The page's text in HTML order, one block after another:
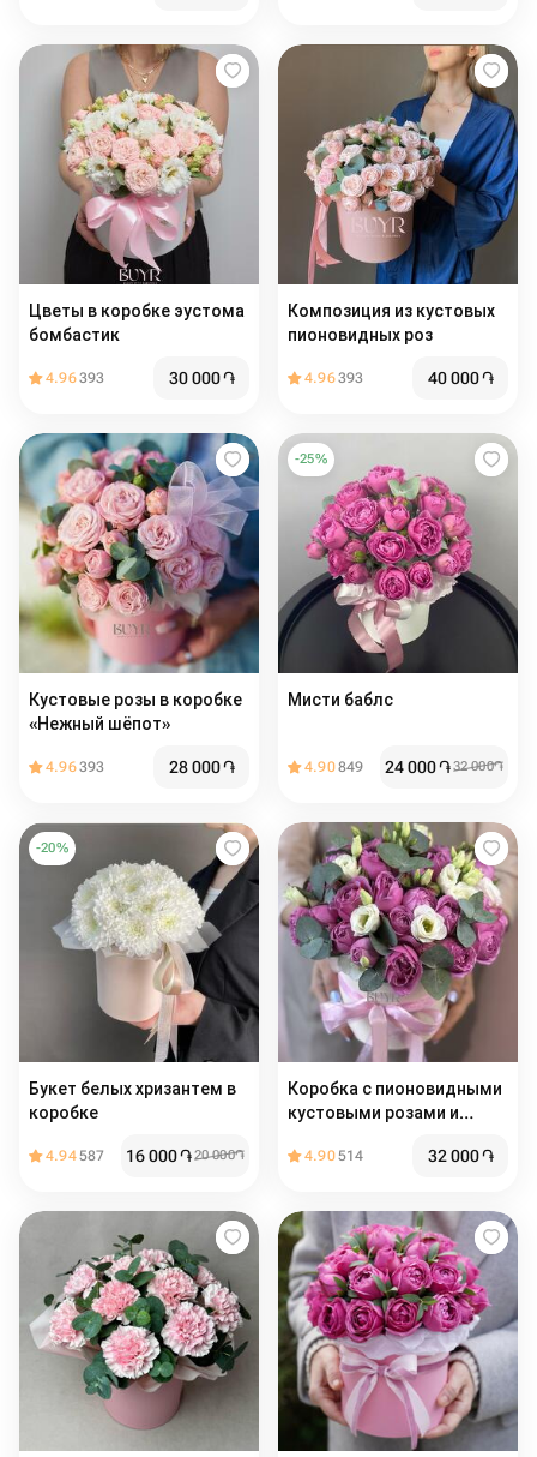
Цветы в коробке эустома
бомбастик
4.96393 30 000֏
Композиция из кустовых
пионовидных роз
4.96393 40 000֏
Кустовые розы в коробке
«Нежный шёпот»
4.96393 28 000֏
-25%
Мисти баблс
4.90849 24 000֏32 000֏
-20%
Букет белых хризантем в
коробке
4.94587 16 000֏20 000֏
Коробка с пионовидными
кустовыми розами и
4.90514 32 000֏